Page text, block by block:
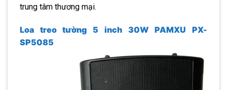
trung tâm thương mại.
Loa treo tường 5 inch 30W PAMXU PX-
SP5085